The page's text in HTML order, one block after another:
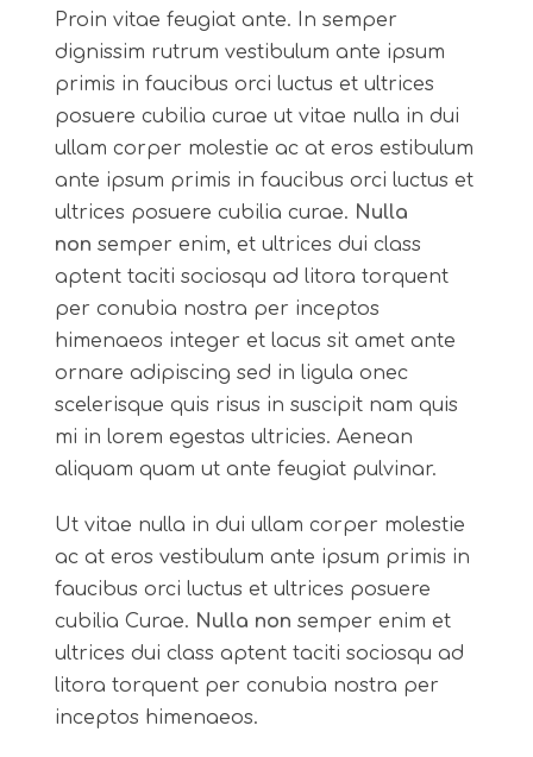
Proin vitae feugiat ante. In semper
dignissim rutrum vestibulum ante ipsum
primis in faucibus orci luctus et ultrices
posuere cubilia curae ut vitae nulla in dui
ullam corper molestie ac at eros estibulum
ante ipsum primis in faucibus orci luctus et
ultrices posuere cubilia curae. Nulla
non semper enim, et ultrices dui class
aptent taciti sociosqu ad litora torquent
per conubia nostra per inceptos
himenaeos integer et lacus sit amet ante
ornare adipiscing sed in ligula onec
scelerisque quis risus in suscipit nam quis
mi in lorem egestas ultricies. Aenean
aliquam quam ut ante feugiat pulvinar.
Ut vitae nulla in dui ullam corper molestie
ac at eros vestibulum ante ipsum primis in
faucibus orci luctus et ultrices posuere
cubilia Curae. Nulla non semper enim et
ultrices dui class aptent taciti sociosqu ad
litora torquent per conubia nostra per
inceptos himenaeos.